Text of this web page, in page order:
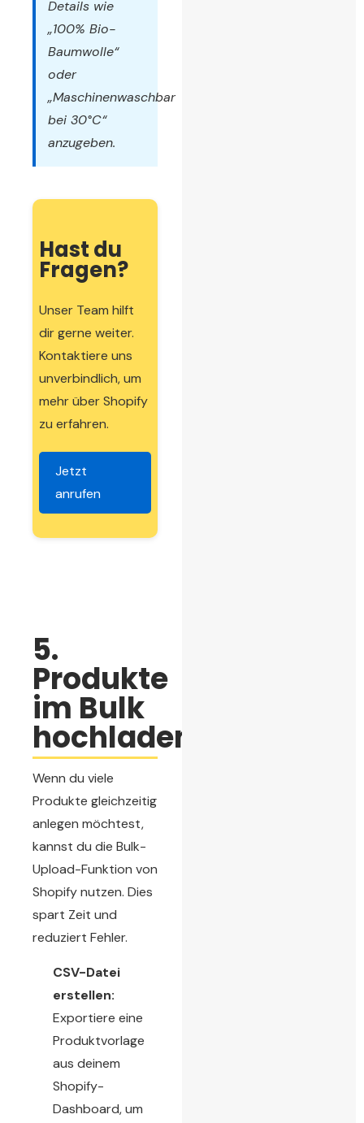
Details wie
„100% Bio-
Baumwolle“
oder
„Maschinenwaschbar
bei 30°C“
anzugeben.
Hast du
Fragen?
Unser Team hilft
dir gerne weiter.
Kontaktiere uns
unverbindlich, um
mehr über Shopify
zu erfahren.
Jetzt
anrufen
5.
Produkte
im Bulk
hochladen
Wenn du viele
Produkte gleichzeitig
anlegen möchtest,
kannst du die Bulk-
Upload-Funktion von
Shopify nutzen. Dies
spart Zeit und
reduziert Fehler.
CSV-Datei
erstellen:
Exportiere eine
Produktvorlage
aus deinem
Shopify-
Dashboard, um